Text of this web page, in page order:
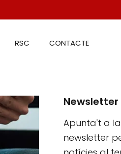
RSC CONTACTE
Newsletter
Apunta't a
newsletter